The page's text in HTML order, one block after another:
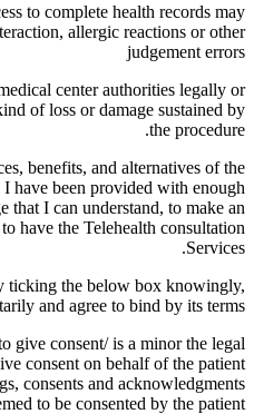
to complete health records may
allergic reactions or other
judgement errors
center authorities legally or
of loss or damage sustained by
the procedure.
benefits, and alternatives of the
have been provided with enough
that I can understand, to make an
have the Telehealth consultation
Services.
ticking the below box knowingly,
and agree to bind by its terms.
give consent/ is a minor the legal
consent on behalf of the patient
consents and acknowledgments
to be consented by the patient.